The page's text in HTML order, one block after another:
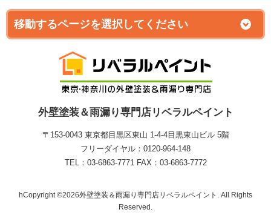
外壁塗装＆雨漏り専門店リベラルペイント
〒153-0043 東京都目黒区東山 1‐4‐4目黒東山ビル 5階
フリーダイヤル：0120-964-148
TEL：03-6863-7771 FAX：03-6863-7772
hCopyright ©2026外壁塗装＆雨漏り専門店リベラルペイント. All Rights
Reserved.